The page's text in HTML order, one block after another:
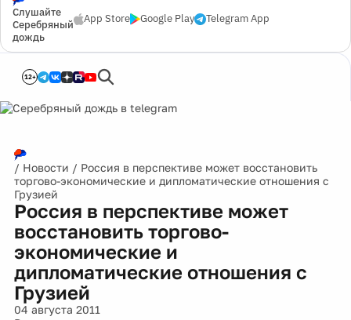
Слушайте
Серебряный
дождь
App Store Google Play Telegram App
12+
/ Новости / Россия в перспективе может восстановить
торгово-экономические и дипломатические отношения с
Грузией
Россия в перспективе может
восстановить торгово-
экономические и
дипломатические отношения с
Грузией
04 августа 2011